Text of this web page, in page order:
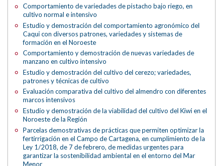
Comportamiento de variedades de pistacho bajo riego, en
cultivo normal e intensivo
Estudio y demostración del comportamiento agronómico del
Caqui con diversos patrones, variedades y sistemas de
formación en el Noroeste
Comportamiento y demostración de nuevas variedades de
manzano en cultivo intensivo
Estudio y demostración del cultivo del cerezo; variedades,
patrones y técnicas de cultivo
Evaluación comparativa del cultivo del almendro con diferentes
marcos intensivos
Estudio y demostración de la viabilidad del cultivo del Kiwi en el
Noroeste de la Región
Parcelas demostrativas de prácticas que permiten optimizar la
fertirrigación en el Campo de Cartagena, en cumplimiento de la
Ley 1/2018, de 7 de febrero, de medidas urgentes para
garantizar la sostenibilidad ambiental en el entorno del Mar
Menor